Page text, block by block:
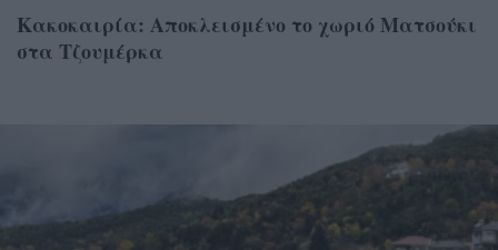
Κακοκαιρία: Αποκλεισμένο το χωριό Ματσούκι
στα Τζουμέρκα